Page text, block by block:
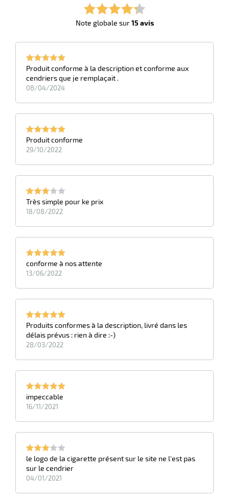
Note globale sur15 avis
Produit conforme à la description et conforme aux
cendriers que je remplaçait .
08/04/2024
Produit conforme
29/10/2022
Très simple pour ke prix
18/08/2022
conforme à nos attente
13/06/2022
Produits conformes à la description, livré dans les
délais prévus : rien à dire :-)
28/03/2022
impeccable
16/11/2021
le logo de la cigarette présent sur le site ne l'est pas
sur le cendrier
04/01/2021